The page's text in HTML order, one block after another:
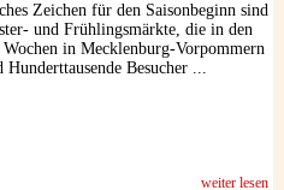
Zeichen für den Saisonbeginn sind
und Frühlingsmärkte, die in den
Wochen in Mecklenburg-Vorpommern
Besucher ...
weiter lesen